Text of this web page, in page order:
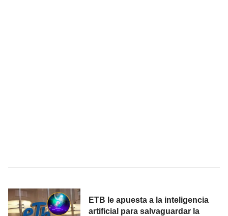
ETB le apuesta a la inteligencia
artificial para salvaguardar la